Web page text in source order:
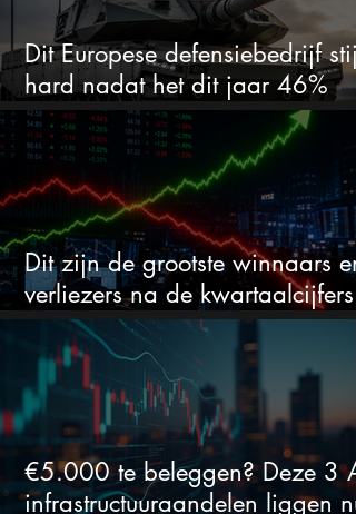
Dit Europese defensiebedrijf
hard nadat het dit jaar 46%
daalde: mooie koopkans?
Dit zijn de grootste winnaars en
verliezers na de kwartaalcijfers
(2 springen eruit)
€5.000 te beleggen? Deze 3
infrastructuuraandelen liggen nu